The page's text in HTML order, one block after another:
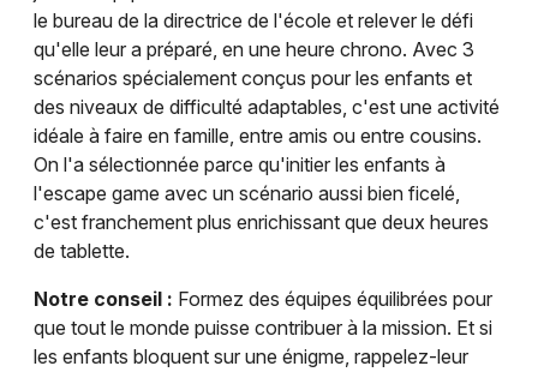
le bureau de la directrice de l'école et relever le défi
qu'elle leur a préparé, en une heure chrono. Avec 3
scénarios spécialement conçus pour les enfants et
des niveaux de difficulté adaptables, c'est une activité
idéale à faire en famille, entre amis ou entre cousins.
On l'a sélectionnée parce qu'initier les enfants à
l'escape game avec un scénario aussi bien ficelé,
c'est franchement plus enrichissant que deux heures
de tablette.
Notre conseil : Formez des équipes équilibrées pour
que tout le monde puisse contribuer à la mission. Et si
les enfants bloquent sur une énigme, rappelez-leur